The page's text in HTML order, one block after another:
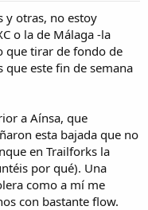
y otras, no estoy
o la de Málaga -la
que tirar de fondo de
este fin de semana
a Aínsa, que
esta bajada que no
en Trailforks la
por qué). Una
como a mí me
con bastante flow.